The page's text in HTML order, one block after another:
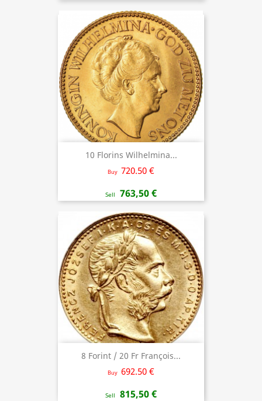
10 Florins Wilhelmina...
Buy 720.50 €
Sell 763,50 €
8 Forint / 20 Fr François...
Buy 692.50 €
Sell 815,50 €